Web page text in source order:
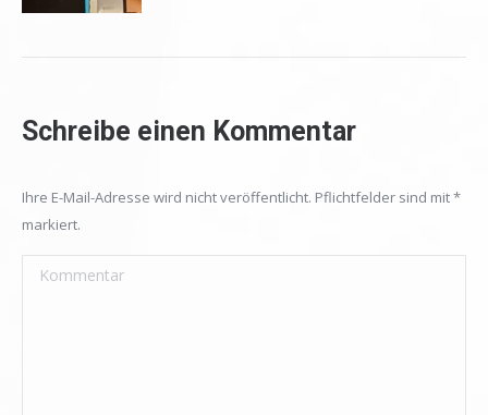
Schreibe einen Kommentar
Ihre E-Mail-Adresse wird nicht veröffentlicht. Pflichtfelder sind mit*
markiert.
Kommentar